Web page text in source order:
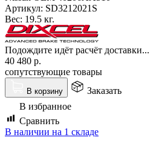
Артикул: SD3212021S
Вес: 19.5 кг.
Подождите идёт расчёт доставки...
40 480 р.
сопутствующие товары
В корзину
Заказать
В избранное
Сравнить
В наличии на 1 складе